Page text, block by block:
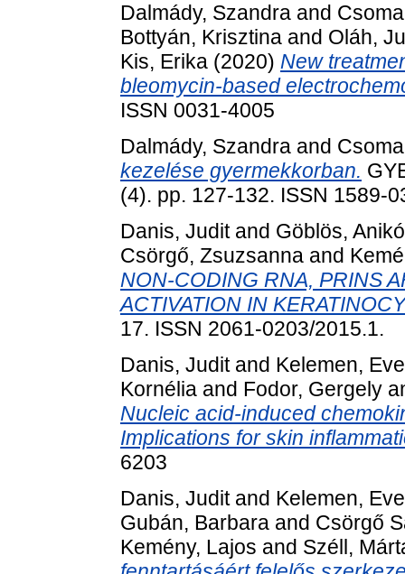
Dalmády, Szandra and
Bottyán, Krisztina and Oláh,
Kis, Erika (2020) New
bleomycin-based
ISSN 0031-4005
Dalmády, Szandra and
kezelése gyermekkorban.
(4). pp. 127-132. ISSN 1589-
Danis, Juditand Göblös, Anikó
Csörgő, Zsuzsanna and
NON-CODING RNA, PRINS
ACTIVATION IN
17. ISSN 2061-0203/2015.1.
Danis, Juditand Kelemen,
Kornélia and Fodor, Gergely
Nucleic acid-induced
Implications for skin
6203
Danis, Juditand Kelemen,
Gubán, Barbara and Csörgő
Kemény, Lajos and Széll,